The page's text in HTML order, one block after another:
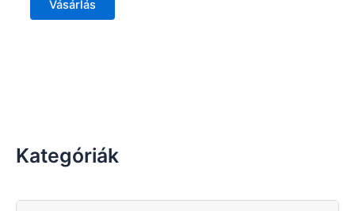
Kategóriák
Vásárlás